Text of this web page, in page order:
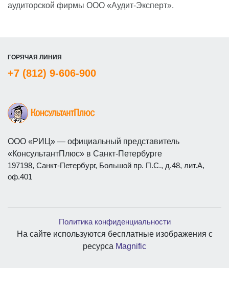
аудиторской фирмы ООО «Аудит-Эксперт».
ГОРЯЧАЯ ЛИНИЯ
+7 (812) 9-606-900
ООО «РИЦ» — официальный представитель
«КонсультантПлюс» в Санкт-Петербурге
197198, Санкт-Петербург, Большой пр. П.С., д.48, лит.А,
оф.401
Политика конфиденциальности
На сайте используются бесплатные изображения с
ресурса Magnific